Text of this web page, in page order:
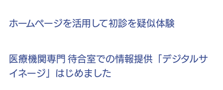
ホームページを活用して初診を疑似体験
医療機関専門 待合室での情報提供「デジタルサ
イネージ」はじめました